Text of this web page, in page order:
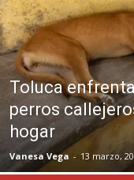
Toluca
perros
hogar
Vanesa Vega - 13 marzo,